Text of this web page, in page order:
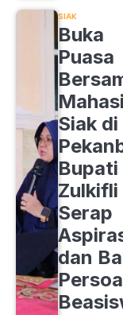
SIAK
Buka
Puasa
Siak di
Bupati
Zulkifli
Serap
dan